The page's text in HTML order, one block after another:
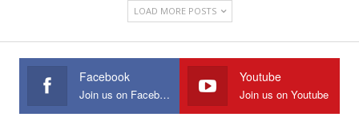
LOAD MORE POSTS
Facebook
Join us on Facebook
Youtube
Join us on Youtube